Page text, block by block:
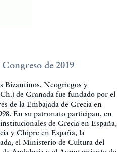
de 2019
Bizantinos, Neogriegos y
de Granada fue fundado por el
de la Embajada de Grecia en
En su patronato participan, en
de Grecia en España,
y Chipre en España, la
el Ministerio de Cultura del